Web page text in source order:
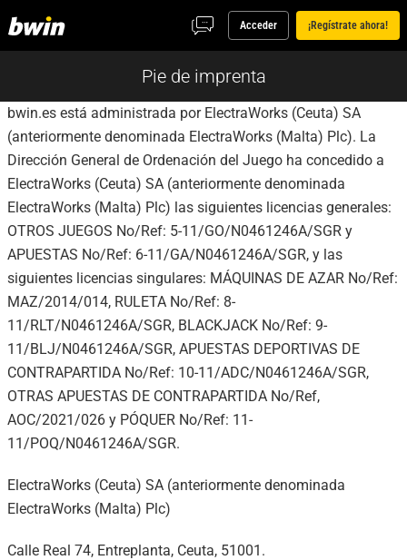
Acceder ¡Regístrate ahora!
Pie de imprenta
bwin.es está administrada por ElectraWorks (Ceuta) SA
(anteriormente denominada ElectraWorks (Malta) Plc). La
Dirección General de Ordenación del Juego ha concedido a
ElectraWorks (Ceuta) SA (anteriormente denominada
ElectraWorks (Malta) Plc) las siguientes licencias generales:
OTROS JUEGOS No/Ref: 5-11/GO/N0461246A/SGR y
APUESTAS No/Ref: 6-11/GA/N0461246A/SGR, y las
siguientes licencias singulares: MÁQUINAS DE AZAR No/Ref:
MAZ/2014/014, RULETA No/Ref: 8-
11/RLT/N0461246A/SGR, BLACKJACK No/Ref: 9-
11/BLJ/N0461246A/SGR, APUESTAS DEPORTIVAS DE
CONTRAPARTIDA No/Ref: 10-11/ADC/N0461246A/SGR,
OTRAS APUESTAS DE CONTRAPARTIDA No/Ref,
AOC/2021/026 y PÓQUER No/Ref: 11-
11/POQ/N0461246A/SGR.
ElectraWorks (Ceuta) SA (anteriormente denominada
ElectraWorks (Malta) Plc)
Calle Real 74, Entreplanta, Ceuta, 51001.